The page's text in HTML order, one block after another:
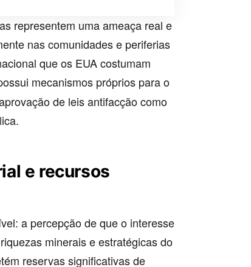
representem uma ameaça real e
nas comunidades e periferias
que os EUA costumam
mecanismos próprios para o
de leis antifacção como
e recursos
a percepção de que o interesse
minerais e estratégicas do
reservas significativas de